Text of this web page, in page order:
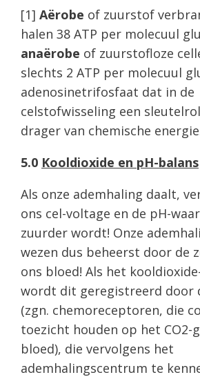
[1] Aërobe of zuurstof
halen 38 ATP per molecuul
anaërobe of zuurstofloze
slechts 2 ATP per molecuul
adenosinetrifosfaat dat in de
celstofwisseling een
drager van chemische
5.0 Kooldioxide en pH-balans
Als onze ademhaling daalt,
ons cel-voltage en de pH-
zuurder wordt! Onze
wezen dus beheerst door de
ons bloed! Als het
wordt dit geregistreerd door
(zgn. chemoreceptoren, die
toezicht houden op het CO2-
bloed), die vervolgens het
ademhalingscentrum te